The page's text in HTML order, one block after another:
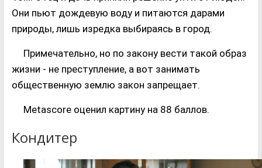
Они пьют дождевую воду и питаются дарами
природы, лишь изредка выбираясь в город.
Примечательно, но по закону вести такой образ
жизни - не преступление, а вот занимать
общественную землю закон запрещает.
Metascore оценил картину на 88 баллов.
Кондитер